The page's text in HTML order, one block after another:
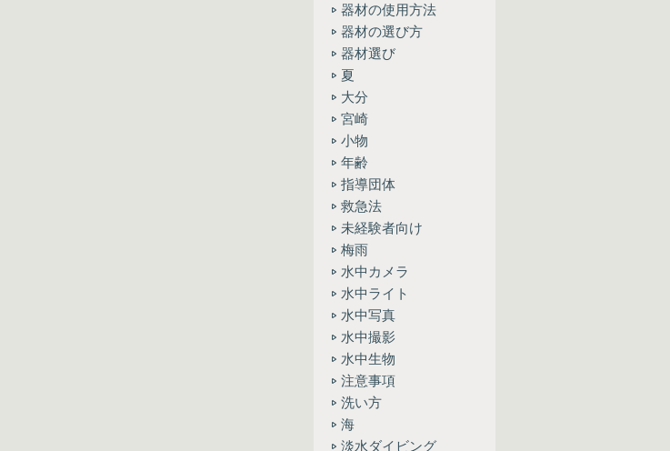
器材の使用方法
器材の選び方
器材選び
夏
大分
宮崎
小物
年齢
指導団体
救急法
未経験者向け
梅雨
水中カメラ
水中ライト
水中写真
水中撮影
水中生物
注意事項
洗い方
海
淡水ダイビング